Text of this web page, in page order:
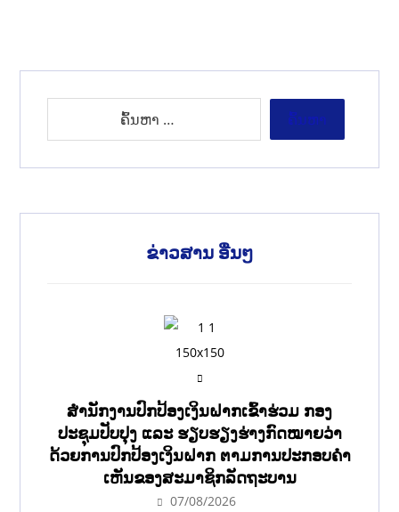
ຂ່າວສານ ອື່ນໆ
ສໍານັກງານປົກປ້ອງເງິນຝາກເຂົ້າຮ່ວມ ກອງ
ປະຊຸມປັບປຸງ ແລະ ຮຽບຮຽງຮ່າງກົດໝາຍວ່າ
ດ້ວຍການປົກປ້ອງເງິນຝາກ ຕາມການປະກອບຄຳ
ເຫັນຂອງສະມາຊິກລັດຖະບານ
07/08/2026